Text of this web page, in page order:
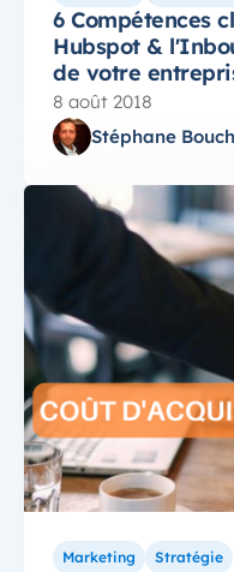
6 Compétences
Hubspot &
de votre
8 août 2018
Stéphane
Marketing Stratégie